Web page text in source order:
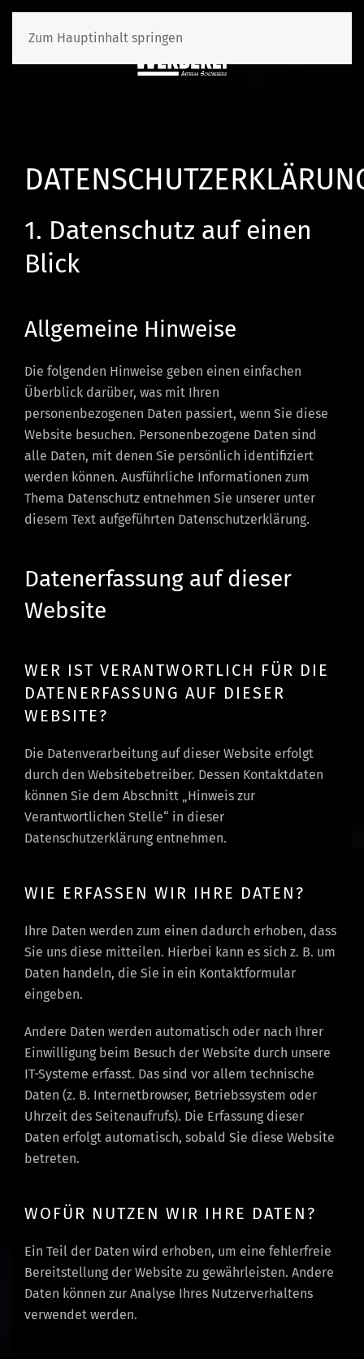
Zum Hauptinhalt springen
1. Datenschutz auf einen
Blick
Allgemeine Hinweise
Die folgenden Hinweise geben einen einfachen
Überblick darüber, was mit Ihren
personenbezogenen Daten passiert, wenn Sie diese
Website besuchen. Personenbezogene Daten sind
alle Daten, mit denen Sie persönlich identifiziert
werden können. Ausführliche Informationen zum
Thema Datenschutz entnehmen Sie unserer unter
diesem Text aufgeführten Datenschutzerklärung.
Datenerfassung auf dieser
Website
WER IST VERANTWORTLICH FÜR DIE
DATENERFASSUNG AUF DIESER
WEBSITE?
Die Datenverarbeitung auf dieser Website erfolgt
durch den Websitebetreiber. Dessen Kontaktdaten
können Sie dem Abschnitt „Hinweis zur
Verantwortlichen Stelle“ in dieser
Datenschutzerklärung entnehmen.
WIE ERFASSEN WIR IHRE DATEN?
Ihre Daten werden zum einen dadurch erhoben, dass
Sie uns diese mitteilen. Hierbei kann es sich z. B. um
Daten handeln, die Sie in ein Kontaktformular
eingeben.
Andere Daten werden automatisch oder nach Ihrer
Einwilligung beim Besuch der Website durch unsere
IT-Systeme erfasst. Das sind vor allem technische
Daten (z. B. Internetbrowser, Betriebssystem oder
Uhrzeit des Seitenaufrufs). Die Erfassung dieser
Daten erfolgt automatisch, sobald Sie diese Website
betreten.
WOFÜR NUTZEN WIR IHRE DATEN?
Ein Teil der Daten wird erhoben, um eine fehlerfreie
Bereitstellung der Website zu gewährleisten. Andere
Daten können zur Analyse Ihres Nutzerverhaltens
verwendet werden.